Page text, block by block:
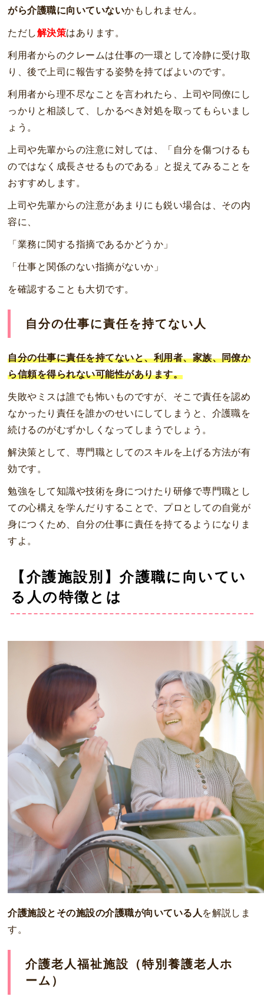
がら介護職に向いていないかもしれません。
ただし解決策はあります。
利用者からのクレームは仕事の一環として冷静に受け取
り、後で上司に報告する姿勢を持てばよいのです。
利用者から理不尽なことを言われたら、上司や同僚にし
っかりと相談して、しかるべき対処を取ってもらいまし
ょう。
上司や先輩からの注意に対しては、「自分を傷つけるも
のではなく成長させるものである」と捉えてみることを
おすすめします。
上司や先輩からの注意があまりにも鋭い場合は、その内
容に、
「業務に関する指摘であるかどうか」
「仕事と関係のない指摘がないか」
を確認することも大切です。
自分の仕事に責任を持てない人
自分の仕事に責任を持てないと、利用者、家族、同僚か
ら信頼を得られない可能性があります。
失敗やミスは誰でも怖いものですが、そこで責任を認め
なかったり責任を誰かのせいにしてしまうと、介護職を
続けるのがむずかしくなってしまうでしょう。
解決策として、専門職としてのスキルを上げる方法が有
効です。
勉強をして知識や技術を身につけたり研修で専門職とし
ての心構えを学んだりすることで、プロとしての自覚が
身につくため、自分の仕事に責任を持てるようになりま
すよ。
【介護施設別】介護職に向いてい
る人の特徴とは
介護施設とその施設の介護職が向いている人 を解説しま
す。
介護老人福祉施設（特別養護老人ホ
ーム）